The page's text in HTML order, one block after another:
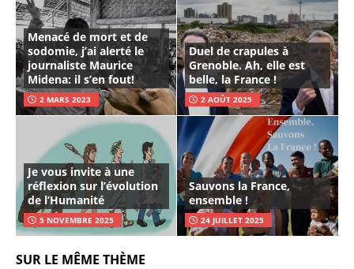
Menacé de mort et de
sodomie, j’ai alerté le
journaliste Maurice
Midena: il s’en fout!
2 MARS 2023
Duel de crapules à
Grenoble. Ah, elle est
belle, la France !
2 AOÛT 2025
Je vous invite à une
réflexion sur l’évolution
de l’Humanité
5 NOVEMBRE 2025
Sauvons la France,
ensemble !
24 JUILLET 2025
SUR LE MÊME THÈME